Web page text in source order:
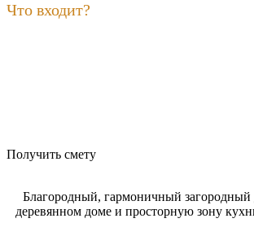
Что входит?
Получить смету
Благородный, гармоничный
деревянном доме и просторную зону